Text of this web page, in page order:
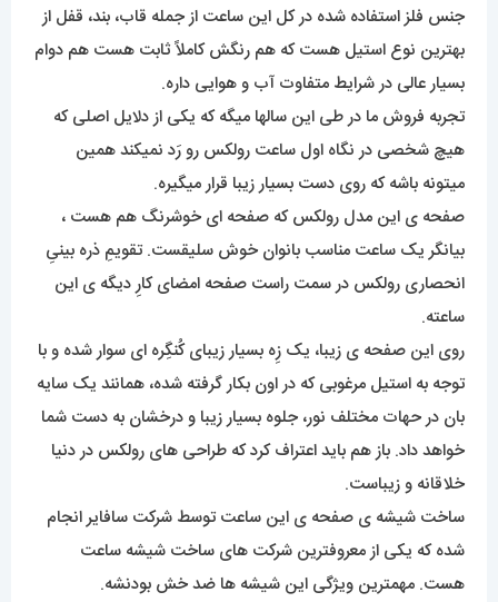
جنس فلز استفاده شده در کل این ساعت از جمله قاب، بند، قفل از
بهترین نوع استیل هست که هم رنگش کاملاً ثابت هست هم دوام
بسیار عالی در شرایط متفاوت آب و هوایی داره.
تجربه فروش ما در طی این سالها میگه که یکی از دلایل اصلی که
هیچ شخصی در نگاه اول ساعت رولکس رو رَد نمیکند همین
میتونه باشه که روی دست بسیار زیبا قرار میگیره.
صفحه ی این مدل رولکس که صفحه ای خوشرنگ هم هست ،
بیانگر یک ساعت مناسب بانوان خوش سلیقست. تقویمِ ذره بینیِ
انحصاری رولکس در سمت راست صفحه امضای کارِ دیگه ی این
ساعته.
روی این صفحه ی زیبا، یک زِه بسیار زیبای کُنگِره ای سوار شده و با
توجه به استیل مرغوبی که در اون بکار گرفته شده، همانند یک سایه
بان در حهات مختلف نور، جلوه بسیار زیبا و درخشان به دست شما
خواهد داد. باز هم باید اعتراف کرد که طراحی های رولکس در دنیا
خلاقانه و زیباست.
ساخت شیشه ی صفحه ی این ساعت توسط شرکت سافایر انجام
شده که یکی از معروفترین شرکت های ساخت شیشه ساعت
هست. مهمترین ویژگی این شیشه ها ضد خش بودنشه.